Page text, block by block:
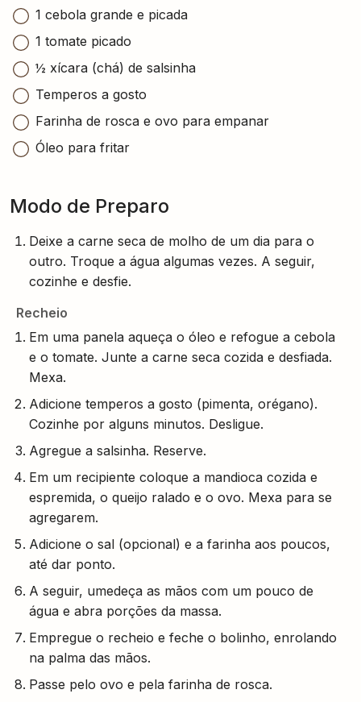
1 cebola grande e picada
1 tomate picado
½ xícara (chá) de salsinha
Temperos a gosto
Farinha de rosca e ovo para empanar
Óleo para fritar
Modo de Preparo
Deixe a carne seca de molho de um dia para o
outro. Troque a água algumas vezes. A seguir,
cozinhe e desfie.
Recheio
Em uma panela aqueça o óleo e refogue a cebola
e o tomate. Junte a carne seca cozida e desfiada.
Mexa.
Adicione temperos a gosto (pimenta, orégano).
Cozinhe por alguns minutos. Desligue.
Agregue a salsinha. Reserve.
Em um recipiente coloque a mandioca cozida e
espremida, o queijo ralado e o ovo. Mexa para se
agregarem.
Adicione o sal (opcional) e a farinha aos poucos,
até dar ponto.
A seguir, umedeça as mãos com um pouco de
água e abra porções da massa.
Empregue o recheio e feche o bolinho, enrolando
na palma das mãos.
Passe pelo ovo e pela farinha de rosca.